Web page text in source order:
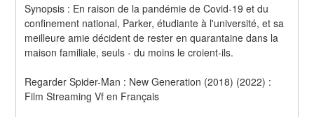
Synopsis : En raison de la pandémie de Covid-19 et du
confinement national, Parker, étudiante à l'université, et sa
meilleure amie décident de rester en quarantaine dans la
maison familiale, seuls - du moins le croient-ils.
Regarder Spider-Man : New Generation (2018) (2022) :
Film Streaming Vf en Français